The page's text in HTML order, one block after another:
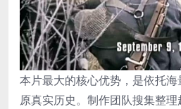
本片最大的核心优势，是依托
原真实历史。制作团队搜集整